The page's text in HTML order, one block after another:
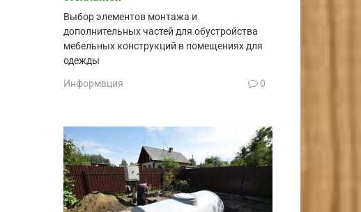
Выбор элементов монтажа и
дополнительных частей для обустройства
мебельных конструкций в помещениях для
одежды
Информация 0